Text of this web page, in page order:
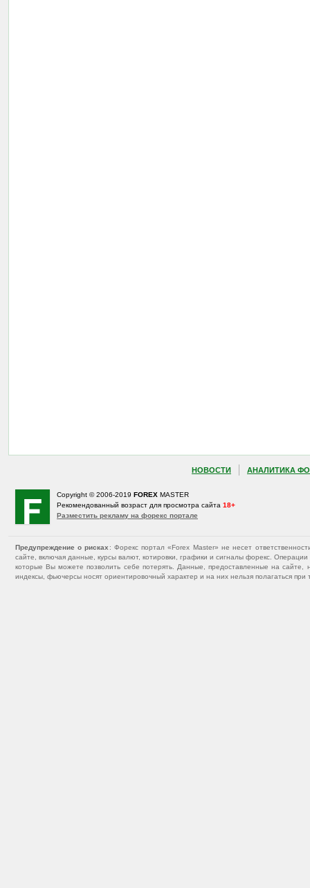
НОВОСТИ АНАЛИТИКА
Copyright © 2006-2019 FOREX MASTER
Рекомендованный возраст для просмотра сайта 18+
Разместить рекламу на форекс портале
Предупреждение о рисках : Форекс портал «Forex Master» не несет
сайте, включая данные, курсы валют, котировки, графики и сигналы форекс.
которые Вы можете позволить себе потерять. Данные, предоставленные на
индексы, фьючерсы носят ориентировочный характер и на них нельзя полагаться при